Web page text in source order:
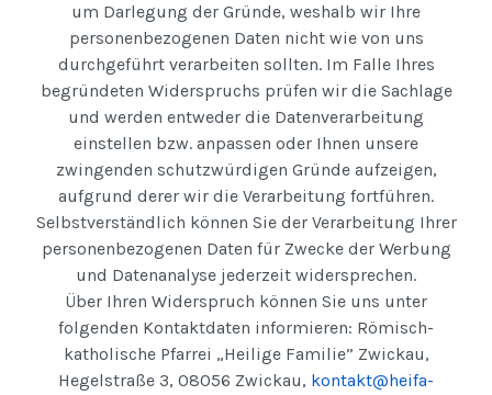
um Darlegung der Gründe, weshalb wir Ihre
personenbezogenen Daten nicht wie von uns
durchgeführt verarbeiten sollten. Im Falle Ihres
begründeten Widerspruchs prüfen wir die Sachlage
und werden entweder die Datenverarbeitung
einstellen bzw. anpassen oder Ihnen unsere
zwingenden schutzwürdigen Gründe aufzeigen,
aufgrund derer wir die Verarbeitung fortführen.
Selbstverständlich können Sie der Verarbeitung Ihrer
personenbezogenen Daten für Zwecke der Werbung
und Datenanalyse jederzeit widersprechen.
Über Ihren Widerspruch können Sie uns unter
folgenden Kontaktdaten informieren: Römisch-
katholische Pfarrei „Heilige Familie” Zwickau,
Hegelstraße 3, 08056 Zwickau, kontakt@heifa-